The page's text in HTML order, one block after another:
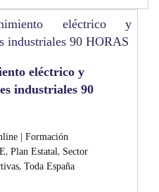
eléctrico y
industriales 90
| Formación
, Plan Estatal, Sector
, Toda España